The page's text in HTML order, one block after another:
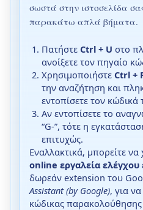
σωστά στην ιστοσελίδα
παρακάτω απλά βήματα.
Πατήστε Ctrl + U στο
ανοίξετε τον πηγαίο
Χρησιμοποιήστε Ctrl +
την αναζήτηση και
εντοπίσετε τον κώδικά
Αν εντοπίσετε το
“G-”, τότε η
επιτυχώς.
Εναλλακτικά, μπορείτε
online εργαλεία
δωρεάν extension του
Assistant (by Google), για
κώδικας παρακολούθησης